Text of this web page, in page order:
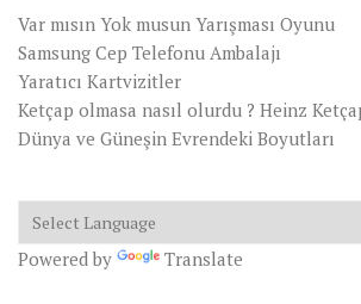
Var mısın Yok musun Yarışması Oyunu
Samsung Cep Telefonu Ambalajı
Yaratıcı Kartvizitler
Ketçap olmasa nasıl olurdu ? Heinz
Dünya ve Güneşin Evrendeki Boyutları
Powered by Translate